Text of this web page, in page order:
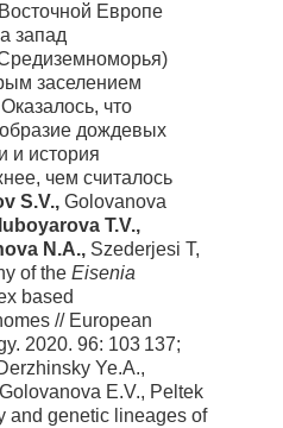
Европе
запад
заселением
что
дождевых
и история
чем считалось
S.V., Golovanova
T.V.,
N.A., Szederjesi T,
of the Eisenia
based
// European
2020. 96: 103 137;
Ye.A.,
Golovanova E.V., Peltek
and genetic lineages of